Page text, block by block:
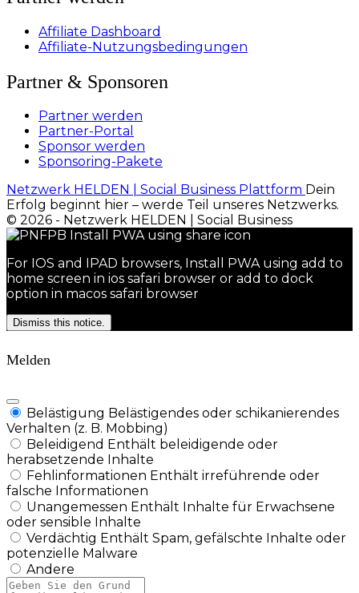
Affiliate Dashboard
Affiliate-Nutzungsbedingungen
Partner & Sponsoren
Partner werden
Partner-Portal
Sponsor werden
Sponsoring-Pakete
Netzwerk HELDEN | Social Business Plattform Dein
Erfolg beginnt hier – werde Teil unseres Netzwerks.
© 2026 - Netzwerk HELDEN | Social Business
For IOS and IPAD browsers, Install PWA using add to
home screen in ios safari browser or add to dock
option in macos safari browser
Dismiss this notice.
Melden
Belästigung Belästigendes oder schikanierendes
Verhalten (z. B. Mobbing)
Beleidigend Enthält beleidigende oder
herabsetzende Inhalte
Fehlinformationen Enthält irreführende oder
falsche Informationen
Unangemessen Enthält Inhalte für Erwachsene
oder sensible Inhalte
Verdächtig Enthält Spam, gefälschte Inhalte oder
potenzielle Malware
Andere
Berichtsnotiz